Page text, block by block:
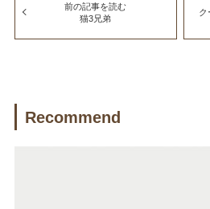
前の記事を読む
猫3兄弟
Recommend